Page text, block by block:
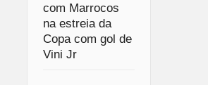
com Marrocos
na estreia da
Copa com gol de
Vini Jr